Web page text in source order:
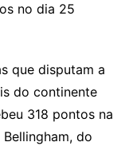
no dia 25
que disputam a
do continente
318 pontos na
do